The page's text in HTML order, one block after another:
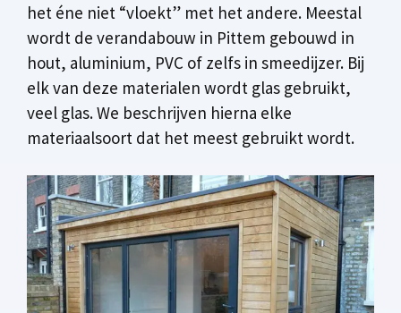
het éne niet “vloekt” met het andere. Meestal
wordt de verandabouw in Pittem gebouwd in
hout, aluminium, PVC of zelfs in smeedijzer. Bij
elk van deze materialen wordt glas gebruikt,
veel glas. We beschrijven hierna elke
materiaalsoort dat het meest gebruikt wordt.